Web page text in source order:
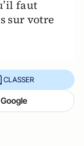
faut
sur votre
CLASSER